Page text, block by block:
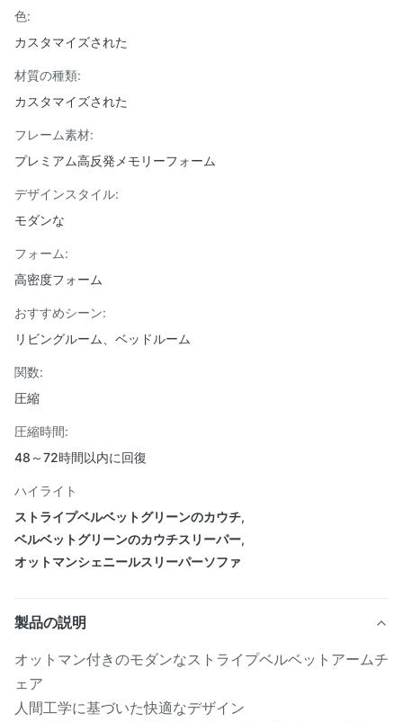
色:
カスタマイズされた
材質の種類:
カスタマイズされた
フレーム素材:
プレミアム高反発メモリーフォーム
デザインスタイル:
モダンな
フォーム:
高密度フォーム
おすすめシーン:
リビングルーム、ベッドルーム
関数:
圧縮
圧縮時間:
48～72時間以内に回復
ハイライト
ストライプベルベットグリーンのカウチ,
ベルベットグリーンのカウチスリーパー,
オットマンシェニールスリーパーソファ
製品の説明
オットマン付きのモダンなストライプベルベットアームチ
ェア
人間工学に基づいた快適なデザイン